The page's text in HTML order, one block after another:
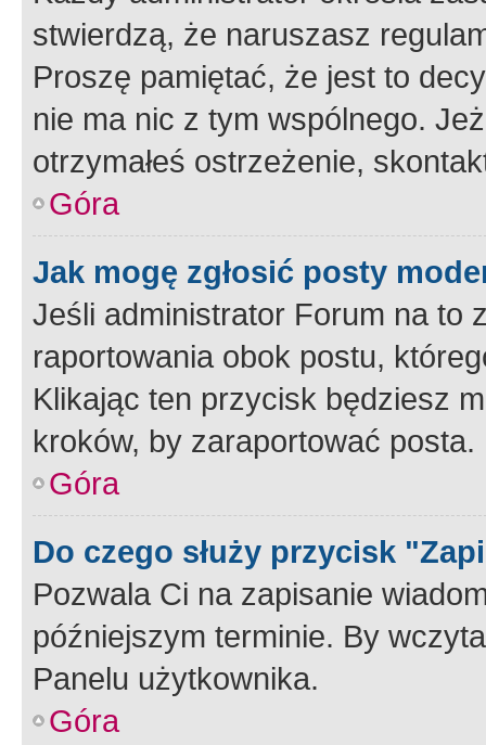
stwierdzą, że naruszasz
Proszę pamiętać, że jest to
nie ma nic z tym wspólnego.
otrzymałeś ostrzeżenie,
Góra
Jak mogę zgłosić posty
Jeśli administrator Forum na to
raportowania obok postu,
Klikając ten przycisk będziesz
kroków, by zaraportować posta.
Góra
Do czego służy przycisk
Pozwala Ci na zapisanie
późniejszym terminie. By
Panelu użytkownika.
Góra